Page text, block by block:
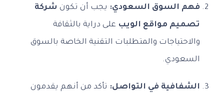
فهم السوق السعودي: يجب أن تكون شركة
تصميم مواقع الويب على دراية بالثقافة
والاحتياجات والمتطلبات التقنية الخاصة بالسوق
السعودي.
الشفافية في التواصل: تأكد من أنهم يقدمون